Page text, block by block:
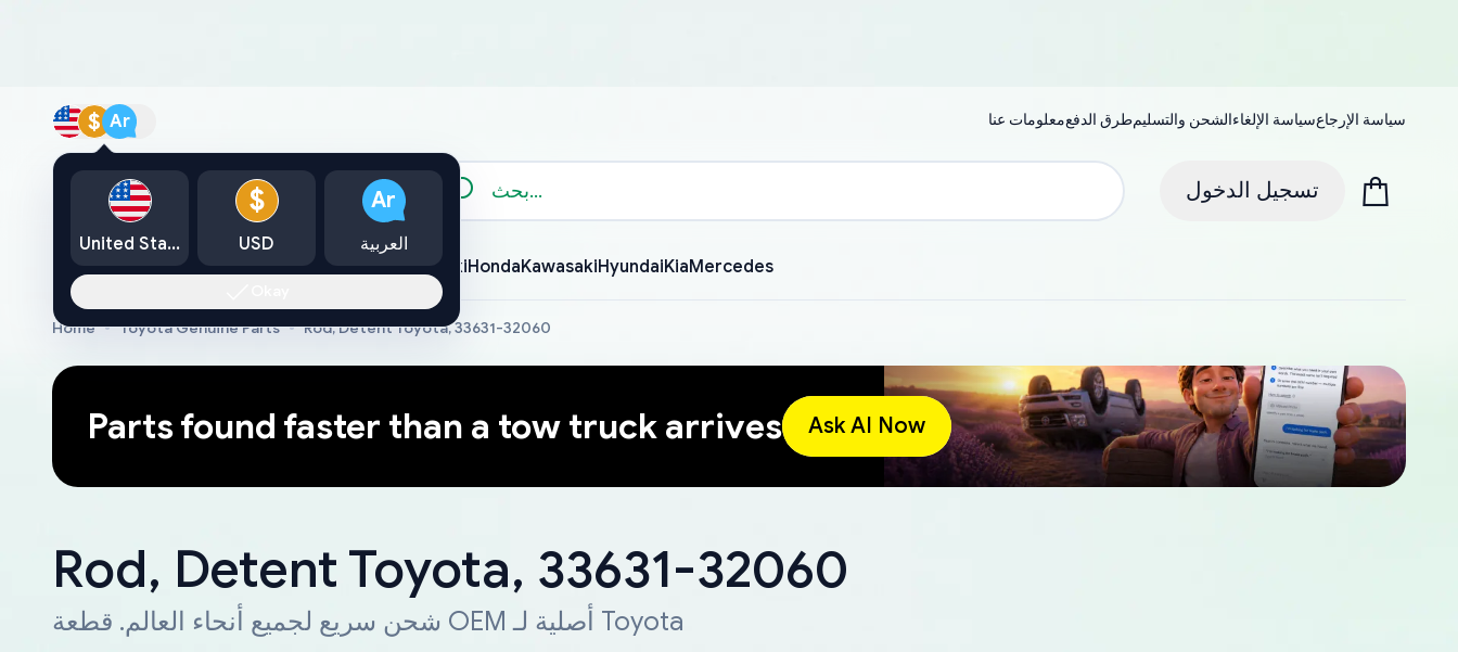
$ Ar معلومات عناطرق الدفعالشحن والتسليمسياسة الإلغاءسياسة الإرجاع
الكتالوج تسجيل الدخول
ToyotaLexusNissanMazdaMitsubishiYamahaSuzukiHondaKawasakiHyundaiKiaMercedes
Home Toyota Genuine Parts Rod, Detent Toyota, 33631-32060
Parts found faster than a tow truck arrives Ask AI Now
Rod, Detent Toyota, 33631-32060
شحن سريع لجميع أنحاء العالم. قطعة OEM أصلية لـ Toyota
United States
$
USD
Ar
العربية